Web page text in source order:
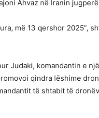
Ahvaz në Iranin
më 13 qershor 2025”,
Judaki, komandantin e
qindra lëshime
të shtabit të